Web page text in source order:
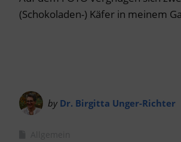
(Schokoladen-) Käfer in meinem
by Dr. Birgitta Unger-Richter